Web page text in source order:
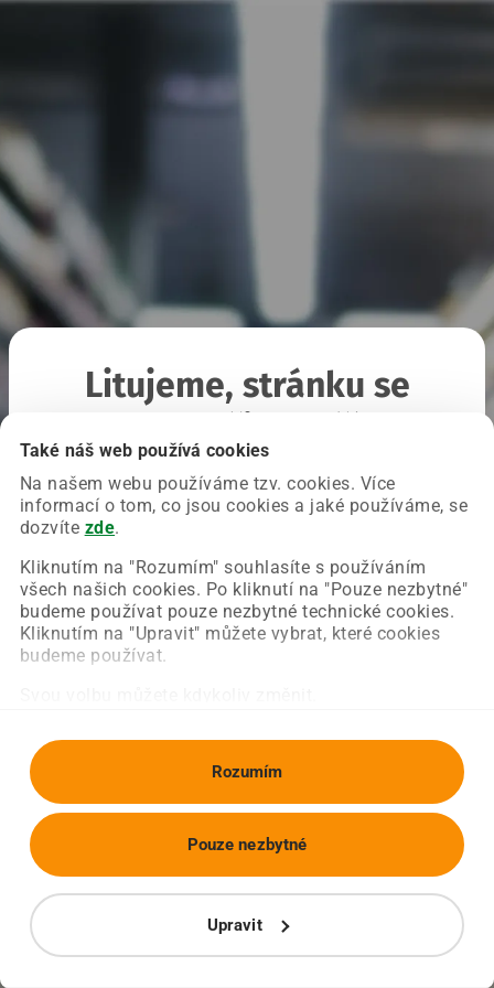
Také náš web používá cookies
Na našem webu používáme tzv. cookies. Více
informací o tom, co jsou cookies a jaké používáme, se
dozvíte zde.
Kliknutím na "Rozumím" souhlasíte s používáním
všech našich cookies. Po kliknutí na "Pouze nezbytné"
budeme používat pouze nezbytné technické cookies.
Kliknutím na "Upravit" můžete vybrat, které cookies
budeme používat.
Rozumím
Upravit
Pouze nezbytné
Litujeme, stránku se
Chyba nastala na naší straně a už ji opravujeme.
Zkuste prosím znovu načíst požadovanou stránku.
Obnovit stránku Úvodní strana